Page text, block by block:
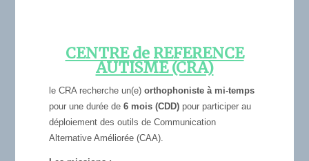
CENTRE de REFERENCE
AUTISME (CRA)
le CRA recherche un(e) orthophoniste à mi-temps
pour une durée de 6 mois (CDD)pour participer au
déploiement des outils de Communication
Alternative Améliorée (CAA).